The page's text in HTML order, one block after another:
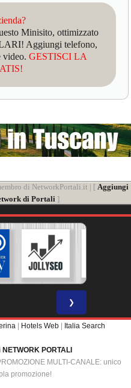
Minisito, ottimizzato
Aggiungi telefono,
video.GESTISCI LA
di NetworkPortali.it | [ Aggiungi
di Portali]
❯
Hotels Web Italia Search
NETWORK PORTALI
MULTI-CANALE: unico
promozione!